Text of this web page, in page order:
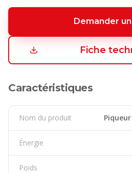
Demander
Fiche
Caractéristiques
Nom du produit
Énergie
Poids